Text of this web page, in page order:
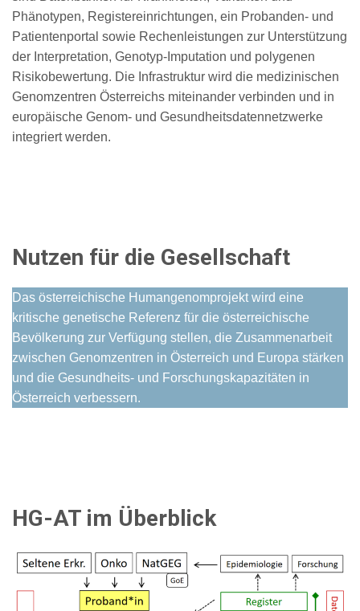
Phänotypen, Registereinrichtungen, ein Probanden- und
Patientenportal sowie Rechenleistungen zur Unterstützung
der Interpretation, Genotyp-Imputation und polygenen
Risikobewertung. Die Infrastruktur wird die medizinischen
Genomzentren Österreichs miteinander verbinden und in
europäische Genom- und Gesundheitsdatennetzwerke
integriert werden.
Nutzen für die Gesellschaft
Das österreichische Humangenomprojekt wird eine
kritische genetische Referenz für die österreichische
Bevölkerung zur Verfügung stellen, die Zusammenarbeit
zwischen Genomzentren in Österreich und Europa stärken
und die Gesundheits- und Forschungskapazitäten in
Österreich verbessern.
HG-AT im Überblick